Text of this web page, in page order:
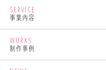
SERVICE
事業内容
WORKS
制作事例